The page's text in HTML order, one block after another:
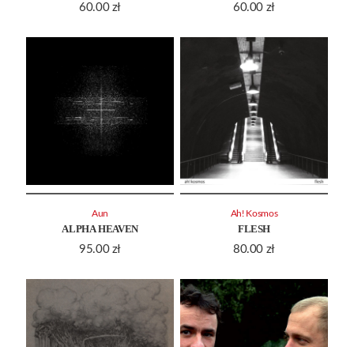
60.00 zł
60.00 zł
ALPHA HEAVEN
95.00 zł
Aun
FLESH
80.00 zł
Ah! Kosmos